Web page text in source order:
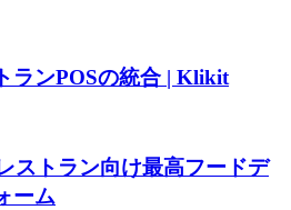
ランPOSの統合 | Klikit
ストラン向け最高フードデ
ーム